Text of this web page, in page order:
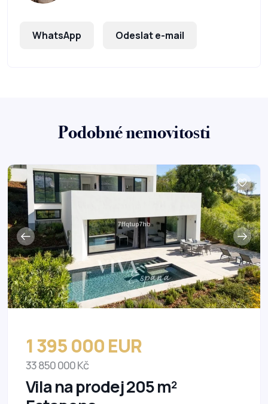
WhatsApp Odeslat e-mail
Podobné nemovitosti
1 395 000 EUR
33 850 000 Kč
Vila na prodej 205 m²